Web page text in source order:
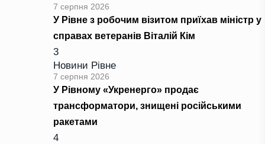
7 серпня 2026
У Рівне з робочим візитом приїхав міністр у
справах ветеранів Віталій Кім
3
Новини Рівне
7 серпня 2026
У Рівному «Укренерго» продає
трансформатори, знищені російськими
ракетами
4